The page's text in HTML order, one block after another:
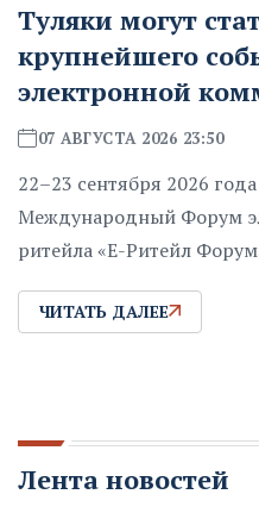
Туляки могут
крупнейшего
электронной
07 АВГУСТА 2026 23:50
22–23 сентября 2026
Международный Форум
ритейла «Е-Ритейл
ЧИТАТЬ ДАЛЕЕ
Лента новостей